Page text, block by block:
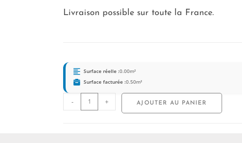
Livraison possible sur toute la France.
Surface réelle :0.00m²
Surface facturée :0.50m²
- + AJOUTER AU PANIER